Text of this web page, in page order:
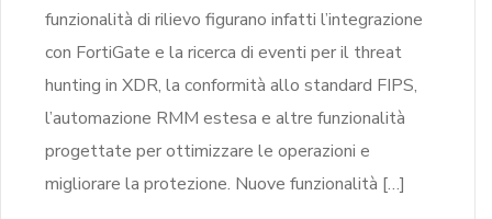
funzionalità di rilievo figurano infatti l’integrazione
con FortiGate e la ricerca di eventi per il threat
hunting in XDR, la conformità allo standard FIPS,
l’automazione RMM estesa e altre funzionalità
progettate per ottimizzare le operazioni e
migliorare la protezione. Nuove funzionalità […]